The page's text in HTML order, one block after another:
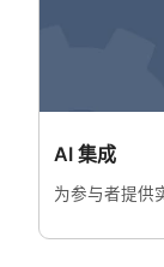
AI 集成
为参与者提供